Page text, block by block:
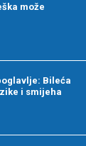
može
Bileća
i smijeha